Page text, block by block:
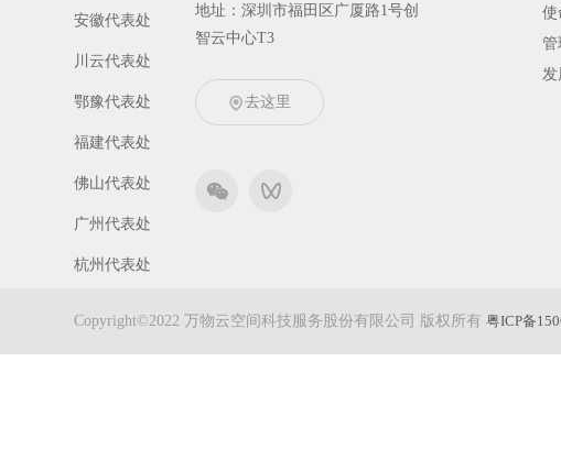
安徽代表处
川云代表处
鄂豫代表处
福建代表处
佛山代表处
广州代表处
杭州代表处
地址：深圳市福田区广厦路1号创
智云中心T3
去这里
使
管
Copyright©2022 万物云空间科技服务股份有限公司 版权所有粤ICP备